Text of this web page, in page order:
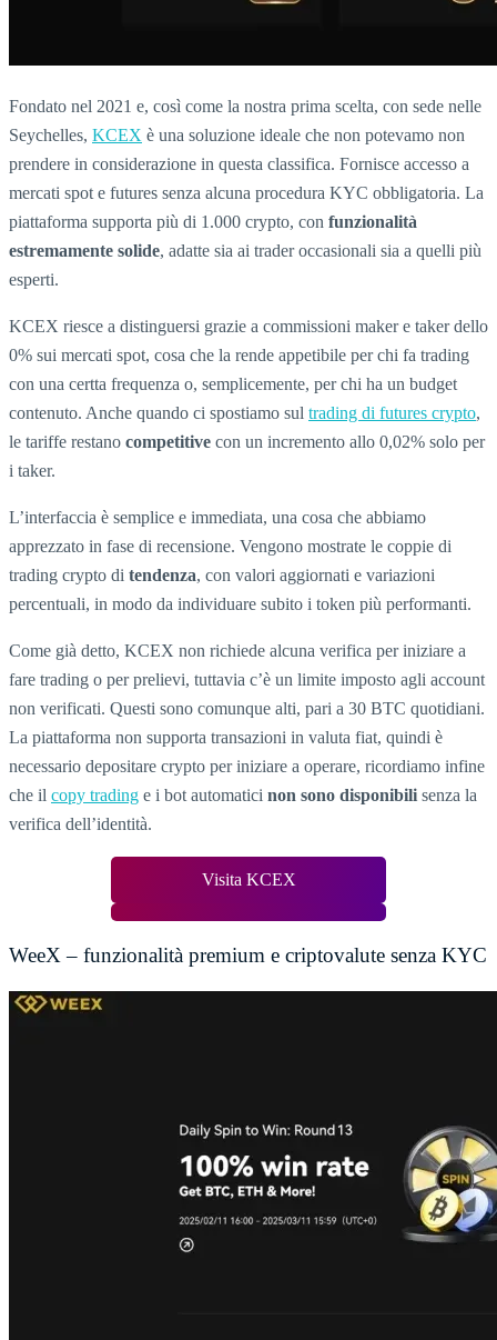
Fondato nel 2021 e, così come la nostra prima scelta, con sede nelle
Seychelles, KCEX è una soluzione ideale che non potevamo non
prendere in considerazione in questa classifica. Fornisce accesso a
mercati spot e futures senza alcuna procedura KYC obbligatoria. La
piattaforma supporta più di 1.000 crypto, con funzionalità
estremamente solide, adatte sia ai trader occasionali sia a quelli più
esperti.
KCEX riesce a distinguersi grazie a commissioni maker e taker dello
0% sui mercati spot, cosa che la rende appetibile per chi fa trading
con una certta frequenza o, semplicemente, per chi ha un budget
contenuto. Anche quando ci spostiamo sul trading di futures crypto,
le tariffe restano competitive con un incremento allo 0,02% solo per
i taker.
L’interfaccia è semplice e immediata, una cosa che abbiamo
apprezzato in fase di recensione. Vengono mostrate le coppie di
trading crypto di tendenza, con valori aggiornati e variazioni
percentuali, in modo da individuare subito i token più performanti.
Come già detto, KCEX non richiede alcuna verifica per iniziare a
fare trading o per prelievi, tuttavia c’è un limite imposto agli account
non verificati. Questi sono comunque alti, pari a 30 BTC quotidiani.
La piattaforma non supporta transazioni in valuta fiat, quindi è
necessario depositare crypto per iniziare a operare, ricordiamo infine
che il copy trading e i bot automatici non sono disponibili senza la
verifica dell’identità.
Visita KCEX
WeeX – funzionalità premium e criptovalute senza KYC